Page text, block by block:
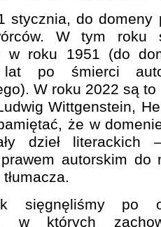
stycznia, do domeny
W tym roku
w roku 1951 (do
po śmierci
W roku 2022 są
Wittgenstein,
że w
dzieł literackich
autorskim
sięgnęliśmy po
w których